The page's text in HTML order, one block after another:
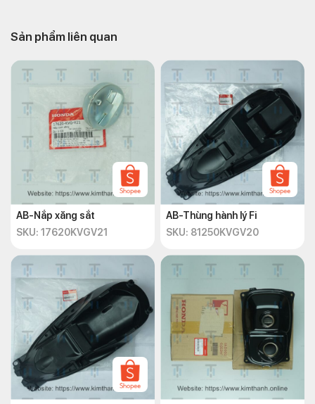
Sản phẩm liên quan
AB-Nắp xăng sắt
SKU: 17620KVGV21
AB-Thùng hành lý Fi
SKU: 81250KVGV20